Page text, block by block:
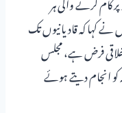
کہا کہ قادیانیوں تک
فرض ہے، مجلس
انجام دیتے ہوئے